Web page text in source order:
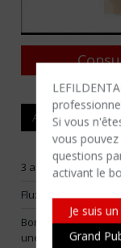
Si vous
vous
questions
activant le
Je suis
Grand
ARTICLES
3 arbitrages pour
Flux numériques
Bone smashing : la
une tendance virale